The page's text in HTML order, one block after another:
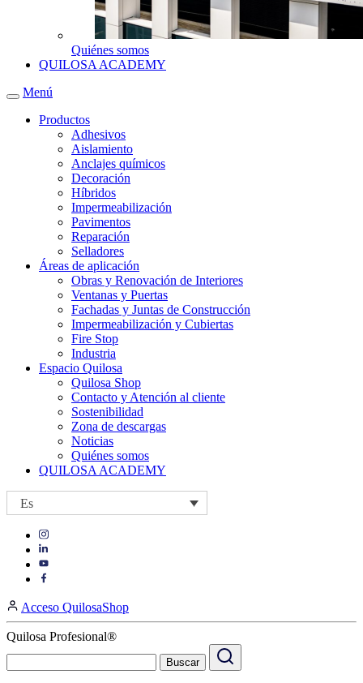
Quiénes somos
QUILOSA ACADEMY
Menú
Productos
Adhesivos
Aislamiento
Anclajes químicos
Decoración
Híbridos
Impermeabilización
Pavimentos
Reparación
Selladores
Áreas de aplicación
Obras y Renovación de Interiores
Ventanas y Puertas
Fachadas y Juntas de Construcción
Impermeabilización y Cubiertas
Fire Stop
Industria
Espacio Quilosa
Quilosa Shop
Contacto y Atención al cliente
Sostenibilidad
Zona de descargas
Noticias
Quiénes somos
QUILOSA ACADEMY
Es
Visit
https://www.instagram.com/quilosa_selena/
Visit
our
Visit
page
https://www.facebook.com/QuilosaSelenaIberia/
page
Acceso QuilosaShop
Quilosa Profesional®